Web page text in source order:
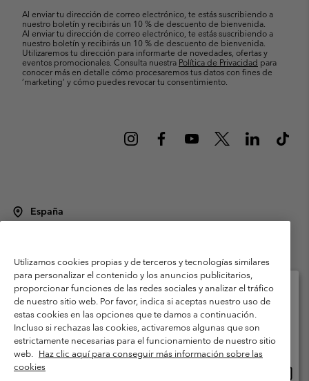
Al enviar tu dirección de correo electrónico, te estás suscribiendo a
nuestro boletín y recibirás un 10 % de descuento de bienvenida.
Al enviar tu dirección de correo electrónico, te estás suscribiendo a
nuestro boletín y recibirás un 10 % de descuento de bienvenida.
Utilizaremos tu dirección para informarte de novedades, ofertas y
eventos promocionales. Consulta nuestra Política de Privacidad para
conocer más en detalle cómo procesaremos tus datos con fines de
’marketing’ y cómo puedes revocar tu consentimiento.
España
Condiciones de uso
Terminos de Venta
Garantía
Política de Privacidad
Términos y condiciones del programa de miembros
Términos De Uso Del Contenido Generado Por Los Usuarios
Impressum
Cookies Public CBCR
Utilizamos cookies propias y de terceros y tecnologías similares
para personalizar el contenido y los anuncios publicitarios,
proporcionar funciones de las redes sociales y analizar el tráfico
de nuestro sitio web. Por favor, indica si aceptas nuestro uso de
estas cookies en las opciones que te damos a continuación.
Incluso si rechazas las cookies, activaremos algunas que son
estrictamente necesarias para el funcionamiento de nuestro sitio
web. Haz clic aquí para conseguir más información sobre las
cookies
Selecciona tu país e idioma envío
Compras en línea disponibles